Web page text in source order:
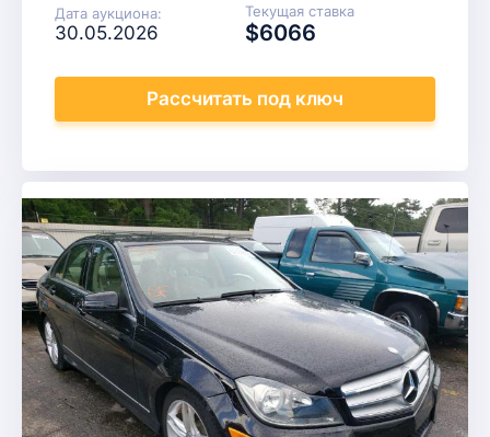
Дата аукциона:
30.05.2026
Текущая ставка
$6066
Рассчитать под ключ